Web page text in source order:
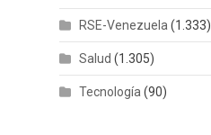
RSE-Venezuela (1.333)
Salud (1.305)
Tecnología (90)